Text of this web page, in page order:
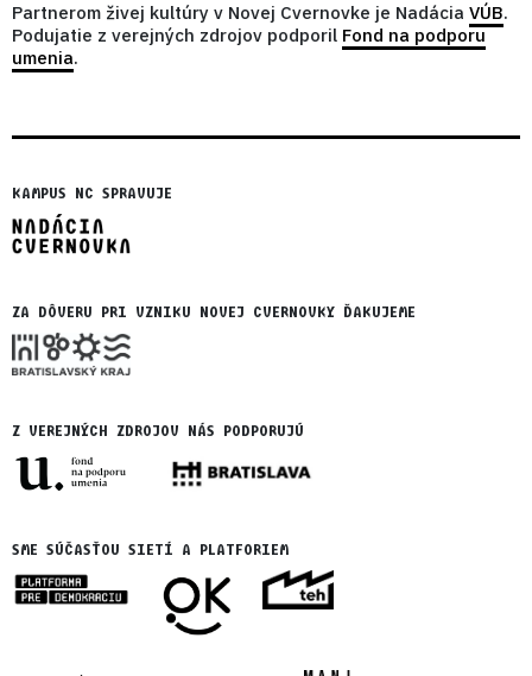
Partnerom živej kultúry v Novej Cvernovke je Nadácia VÚB.
Podujatie z verejných zdrojov podporil Fond na podporu
umenia.
KAMPUS NC SPRAVUJE
ZA DÔVERU PRI VZNIKU NOVEJ CVERNOVKY ĎAKUJEME
Z VEREJNÝCH ZDROJOV NÁS PODPORUJÚ
SME SÚČASŤOU SIETÍ A PLATFORIEM